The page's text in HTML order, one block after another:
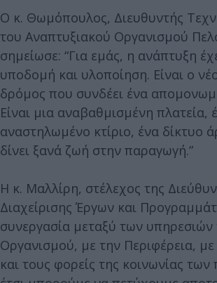
Ο κ. Θωμόπουλος, Διευθυντής
του Αναπτυξιακού Οργανισμού
σημείωσε: “Για εμάς, η ανάπτυξη
υποδομή και υλοποίηση. Είναι ο
δρόμος που συνδέει ένα
Είναι μια αναβαθμισμένη πλατεία,
αναστηλωμένο κτίριο, ένα δίκτυο
δίνει ξανά ζωή στην παραγωγή.”
Η κ. Μαλλίρη, στέλεχος της
Διαχείρισης Έργων και
συνεργασία μεταξύ των υπηρεσιών
Οργανισμού, με την Περιφέρεια,
και τους φορείς της κοινωνίας